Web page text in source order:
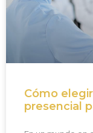
Cómo
presencial